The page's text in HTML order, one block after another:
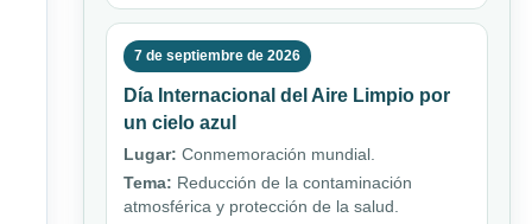
7 de septiembre de 2026
Día Internacional del Aire Limpio por
un cielo azul
Lugar: Conmemoración mundial.
Tema: Reducción de la contaminación
atmosférica y protección de la salud.